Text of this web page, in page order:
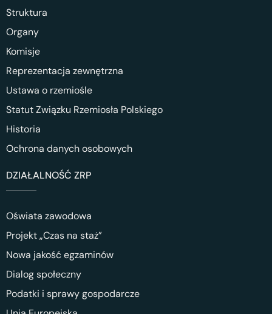
Struktura
Organy
Komisje
Reprezentacja zewnętrzna
Ustawa o rzemiośle
Statut Związku Rzemiosła Polskiego
Historia
Ochrona danych osobowych
DZIAŁALNOŚĆ ZRP
Oświata zawodowa
Projekt „Czas na staż”
Nowa jakość egzaminów
Dialog społeczny
Podatki i sprawy gospodarcze